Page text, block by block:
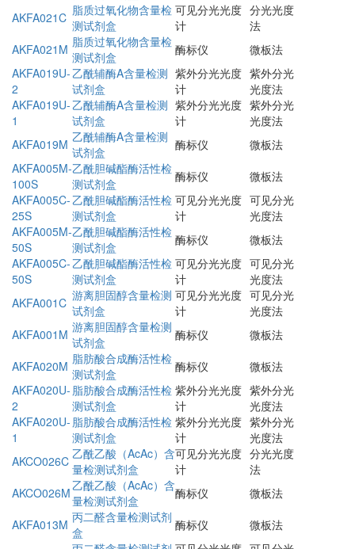
AKFA021C 脂质过氧化物含量检
测试剂盒
可见分光光度
计
分光光度
法
AKFA021M 脂质过氧化物含量检
测试剂盒
酶标仪
微板法
AKFA019U-
2
乙酰辅酶A含量检测
试剂盒
紫外分光光度
计
紫外分光
光度法
AKFA019U-
1
乙酰辅酶A含量检测
试剂盒
紫外分光光度
计
紫外分光
光度法
AKFA019M 乙酰辅酶A含量检测
试剂盒
酶标仪
微板法
AKFA005M-
100S
乙酰胆碱酯酶活性检
测试剂盒
酶标仪
微板法
AKFA005C-
25S
乙酰胆碱酯酶活性检
测试剂盒
可见分光光度
计
可见分光
光度法
AKFA005M-
50S
乙酰胆碱酯酶活性检
测试剂盒
酶标仪
微板法
AKFA005C-
50S
乙酰胆碱酯酶活性检
测试剂盒
可见分光光度
计
可见分光
光度法
AKFA001C 游离胆固醇含量检测
试剂盒
可见分光光度
计
可见分光
光度法
AKFA001M 游离胆固醇含量检测
试剂盒
酶标仪
微板法
AKFA020M 脂肪酸合成酶活性检
测试剂盒
酶标仪
微板法
AKFA020U-
2
脂肪酸合成酶活性检
测试剂盒
紫外分光光度
计
紫外分光
光度法
AKFA020U-
1
脂肪酸合成酶活性检
测试剂盒
紫外分光光度
计
紫外分光
光度法
AKCO026C 乙酰乙酸（AcAc）含
量检测试剂盒
可见分光光度
计
分光光度
法
AKCO026M乙酰乙酸（AcAc）含
量检测试剂盒
酶标仪
微板法
AKFA013M 丙二醛含量检测试剂
盒
酶标仪
微板法